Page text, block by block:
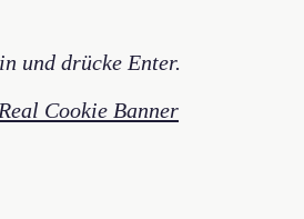
und drücke Enter.
Cookie Banner